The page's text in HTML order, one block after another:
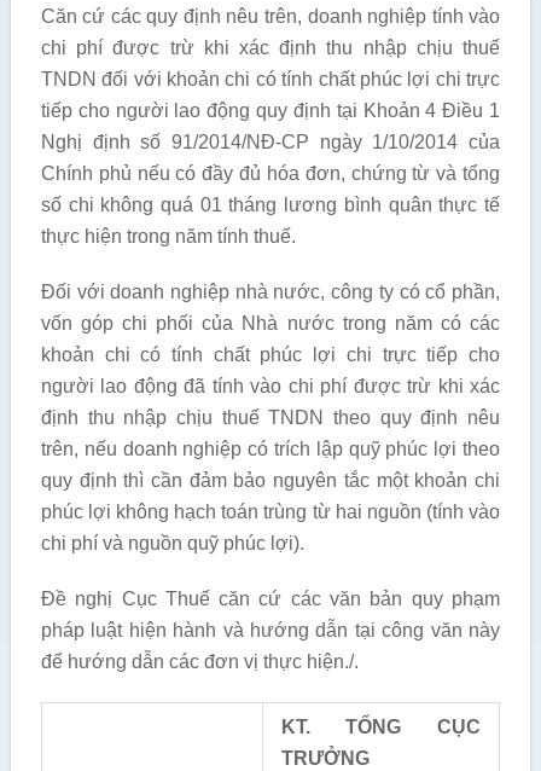
Căn cứ các quy định nêu trên, doanh nghiệp tính vào
chi phí được trừ khi xác định thu nhập chịu thuế
TNDN đối với khoản chi có tính chất phúc lợi chi trực
tiếp cho người lao động quy định tại Khoản 4 Điều 1
Nghị định số 91/2014/NĐ-CP ngày 1/10/2014 của
Chính phủ nếu có đầy đủ hóa đơn, chứng từ và tổng
số chi không quá 01 tháng lương bình quân thực tế
thực hiện trong năm tính thuế.
Đối với doanh nghiệp nhà nước, công ty có cổ phần,
vốn góp chi phối của Nhà nước trong năm có các
khoản chi có tính chất phúc lợi chi trực tiếp cho
người lao động đã tính vào chi phí được trừ khi xác
định thu nhập chịu thuế TNDN theo quy định nêu
trên, nếu doanh nghiệp có trích lập quỹ phúc lợi theo
quy định thì cần đảm bảo nguyên tắc một khoản chi
phúc lợi không hạch toán trùng từ hai nguồn (tính vào
chi phí và nguồn quỹ phúc lợi).
Đề nghị Cục Thuế căn cứ các văn bản quy phạm
pháp luật hiện hành và hướng dẫn tại công văn này
để hướng dẫn các đơn vị thực hiện./.
KT. TỔNG CỤC
TRƯỞNG